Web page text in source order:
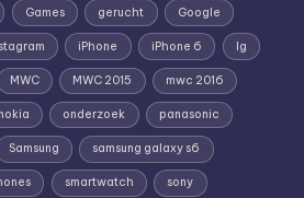
Games gerucht Google
iPhone iPhone 6 lg
MWC MWC 2015 mwc 2016
nokia onderzoek panasonic
Samsung samsung galaxy s6
smartwatch sony